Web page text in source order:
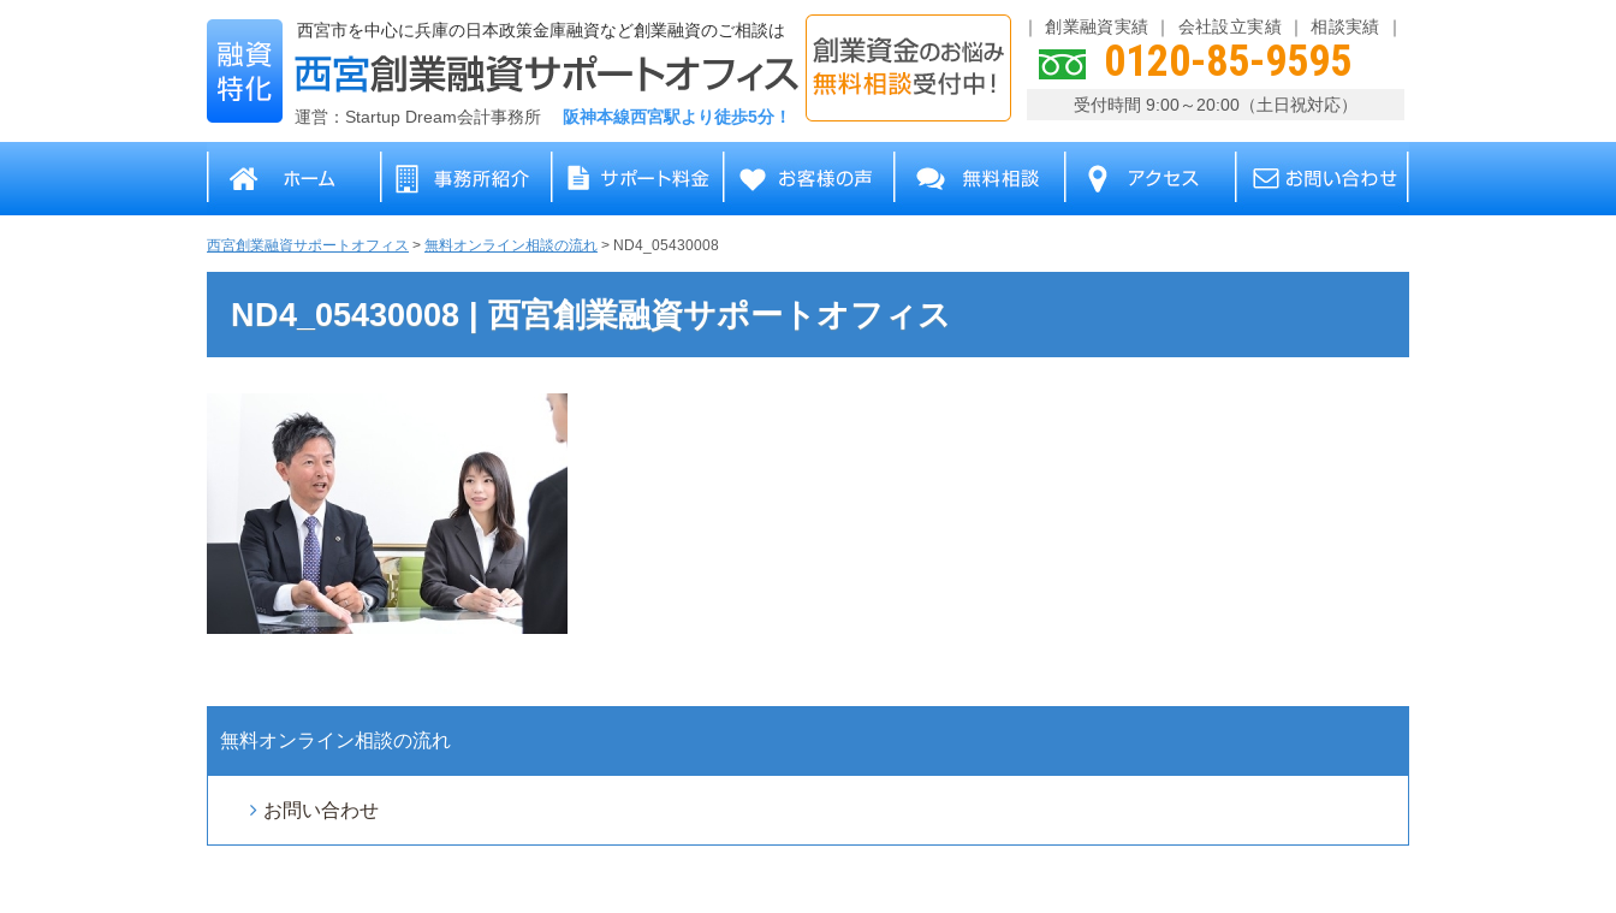
西宮市を中心に兵庫の日本政策金庫融資など創業融資のご相談は
運営：Startup Dream会計事務所 阪神本線西宮駅より徒歩5分！
創業融資実績 会社設立実績 相談実績
0120-85-9595
受付時間 9:00～20:00（土日祝対応）
西宮創業融資サポートオフィス > 無料オンライン相談の流れ > ND4_05430008
ND4_05430008 | 西宮創業融資サポートオフィス
無料オンライン相談の流れ
お問い合わせ